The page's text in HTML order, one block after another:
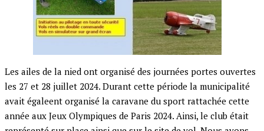
Les ailes de la nied ont organisé des journées portes ouvertes
les 27 et 28 juillet 2024. Durant cette période la municipalité
avait égaleent organisé la caravane du sport rattachée cette
année aux Jeux Olympiques de Paris 2024. Ainsi, le club était